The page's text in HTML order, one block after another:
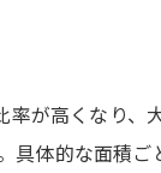
が高くなり、
具体的な面積